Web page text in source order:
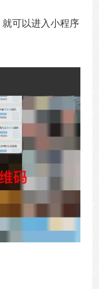
可以进入小程序